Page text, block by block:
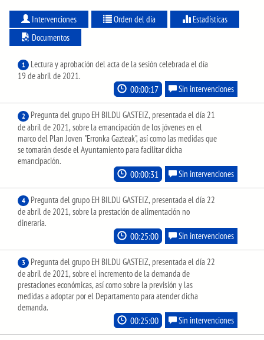
Intervenciones Orden del día
Estadísticas
Documentos
1
Lectura y aprobación del acta de la sesión celebrada el día
19 de abril de 2021.
00:00:17 Sin intervenciones
2
Pregunta del grupo EH BILDU GASTEIZ, presentada el día 21
de abril de 2021, sobre la emancipación de los jóvenes en el
marco del Plan Joven "Erronka Gazteak", así como las medidas que
se tomarán desde el Ayuntamiento para facilitar dicha
emancipación.
00:00:31 Sin intervenciones
4
Pregunta del grupo EH BILDU GASTEIZ, presentada el día 22
de abril de 2021, sobre la prestación de alimentación no
dineraria.
00:25:00 Sin intervenciones
3
Pregunta del grupo EH BILDU GASTEIZ, presentada el día 22
de abril de 2021, sobre el incremento de la demanda de
prestaciones económicas, así como sobre la previsión y las
medidas a adoptar por el Departamento para atender dicha
demanda.
00:25:00 Sin intervenciones